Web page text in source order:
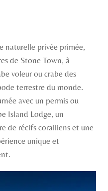
naturelle privée primée,
de Stone Town, à
voleur ou crabe des
terrestre du monde.
avec un permis ou
Island Lodge, un
de récifs coralliens et une
unique et